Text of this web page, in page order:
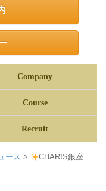
Company
Course
Recruit
ース >
CHARIS銀座